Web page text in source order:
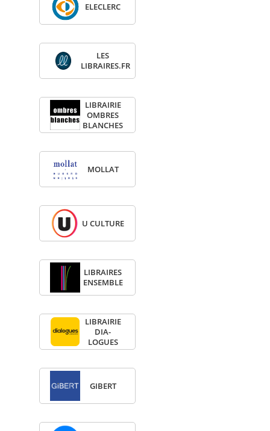
ELE­CLERC
LES
LIBRAIRES.FR
LIBRAI­RIE
OMBRES
BLANCHES
MOL­LAT
U CULTURE
LIBRAIRES
ENSEMBLE
LIBRAI­RIE
DIA­
LOGUES
GIBERT